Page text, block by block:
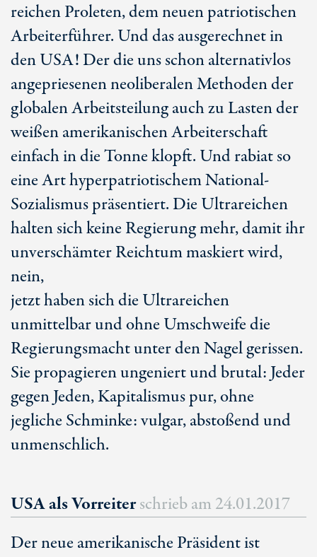
reichen Proleten, dem neuen patriotischen
Arbeiterführer. Und das ausgerechnet in
den USA! Der die uns schon alternativlos
angepriesenen neoliberalen Methoden der
globalen Arbeitsteilung auch zu Lasten der
weißen amerikanischen Arbeiterschaft
einfach in die Tonne klopft. Und rabiat so
eine Art hyperpatriotischem National-
Sozialismus präsentiert. Die Ultrareichen
halten sich keine Regierung mehr, damit ihr
unverschämter Reichtum maskiert wird,
nein,
jetzt haben sich die Ultrareichen
unmittelbar und ohne Umschweife die
Regierungsmacht unter den Nagel gerissen.
Sie propagieren ungeniert und brutal: Jeder
gegen Jeden, Kapitalismus pur, ohne
jegliche Schminke: vulgar, abstoßend und
unmenschlich.
USA als Vorreiterschrieb am 24.01.2017
Der neue amerikanische Präsident ist